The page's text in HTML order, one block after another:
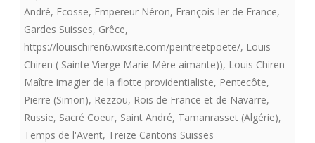
la
flotte
providentialiste”
André, Ecosse, Empereur Néron, François Ier de France,
Gardes Suisses, Grêce,
https://louischiren6.wixsite.com/peintreetpoete/, Louis
Chiren ( Sainte Vierge Marie Mère aimante)), Louis Chiren
Maître imagier de la flotte providentialiste, Pentecôte,
Pierre (Simon), Rezzou, Rois de France et de Navarre,
Russie, Sacré Coeur, Saint André, Tamanrasset (Algérie),
Temps de l'Avent, Treize Cantons Suisses